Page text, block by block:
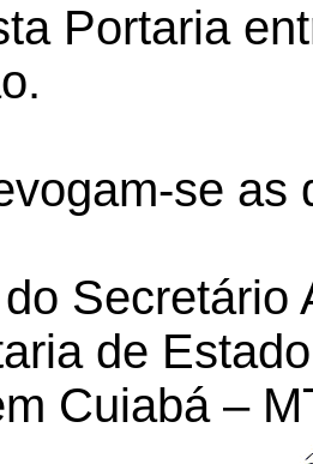
Portaria
se as
Secretário
de
Cuiabá –